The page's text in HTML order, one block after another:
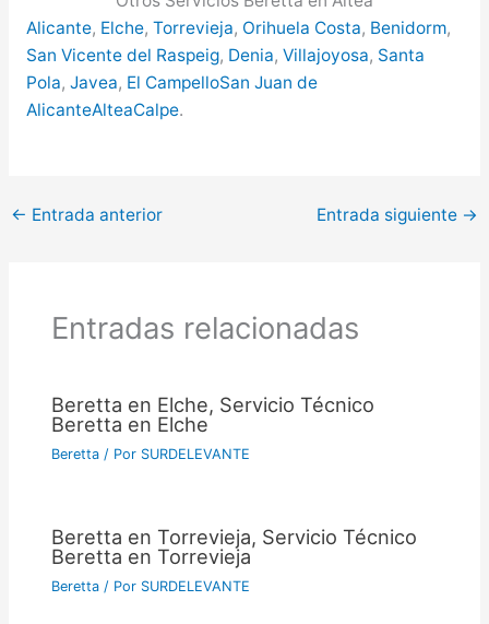
Alicante, Elche, Torrevieja, Orihuela Costa, Benidorm,
San Vicente del Raspeig, Denia, Villajoyosa, Santa
Pola, Javea, El CampelloSan Juan de
AlicanteAlteaCalpe.
← Entrada anterior Entrada siguiente →
Entradas relacionadas
Beretta en Elche, Servicio Técnico
Beretta en Elche
Beretta / Por SURDELEVANTE
Beretta en Torrevieja, Servicio Técnico
Beretta en Torrevieja
Beretta / Por SURDELEVANTE